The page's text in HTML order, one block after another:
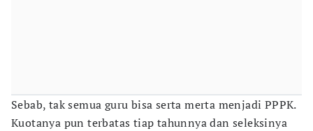
Sebab, tak semua guru bisa serta merta menjadi PPPK.
Kuotanya pun terbatas tiap tahunnya dan seleksinya